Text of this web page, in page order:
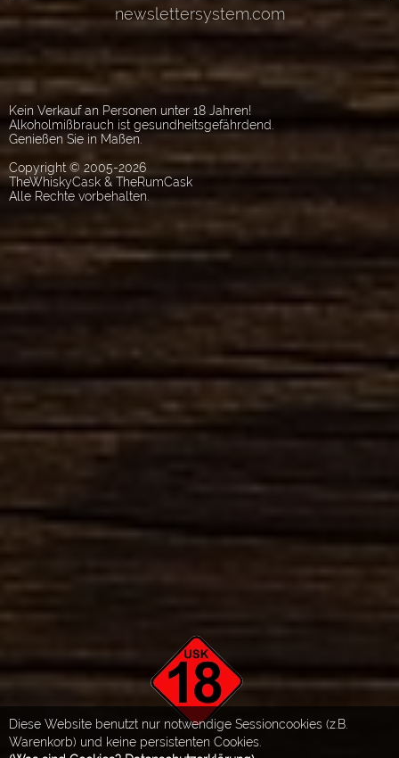
Diese Website benutzt nur notwendige Sessioncookies (z.B.
Warenkorb) und keine persistenten Cookies.
Kein Verkauf an Personen unter 18 Jahren!
Alkoholmißbrauch ist gesundheitsgefährdend.
Genießen Sie in Maßen.
Copyright © 2005-2026
TheWhiskyCask & TheRumCask
Alle Rechte vorbehalten.